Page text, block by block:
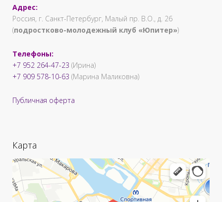
Адрес:
Россия, г. Санкт-Петербург, Малый пр. В.О., д. 26
(подростково-молодежный клуб «Юпитер»)
Телефоны:
+7 952 264-47-23 (Ирина)
+7 909 578-10-63 (Марина Маликовна)
Публичная оферта
Карта